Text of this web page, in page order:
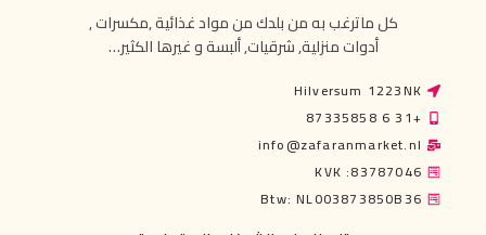
كل ماترغب به من بلدك من مواد غذائية ,مكسرات ,
أدوات منزلية, شرقيات, ألبسة و غيرها الكثير…
Hilversum 1223NK
+31 6 87335858
info@zafaranmarket.nl
KVK :83787046
Btw: NL003873850B36